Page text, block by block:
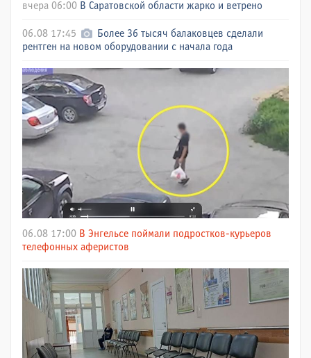
вчера 06:00 В Саратовской области жарко и ветрено
06.08 17:45
Более 36 тысяч балаковцев сделали
рентген на новом оборудовании с начала года
06.08 17:00 В Энгельсе поймали подростков-курьеров
телефонных аферистов